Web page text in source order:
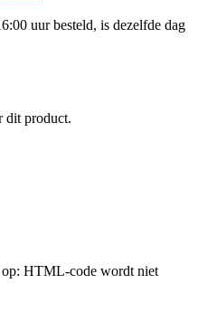
uur besteld, is dezelfde dag
dit product.
HTML-code wordt niet